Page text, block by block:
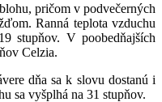
pričom v podvečerných
Ranná teplota vzduchu
stupňov. V poobedňajších
Celzia.
dňa sa k slovu dostanú i
sa vyšplhá na 31 stupňov.